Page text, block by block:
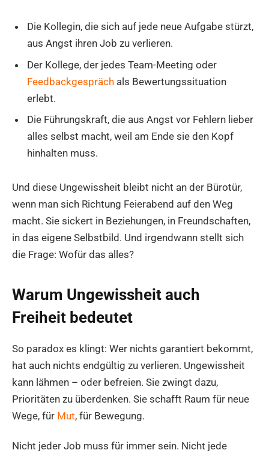
Die Kollegin, die sich auf jede neue Aufgabe stürzt,
aus Angst ihren Job zu verlieren.
Der Kollege, der jedes Team-Meeting oder
Feedbackgespräch als Bewertungssituation
erlebt.
Die Führungskraft, die aus Angst vor Fehlern lieber
alles selbst macht, weil am Ende sie den Kopf
hinhalten muss.
Und diese Ungewissheit bleibt nicht an der Bürotür,
wenn man sich Richtung Feierabend auf den Weg
macht. Sie sickert in Beziehungen, in Freundschaften,
in das eigene Selbstbild. Und irgendwann stellt sich
die Frage: Wofür das alles?
Warum Ungewissheit auch
Freiheit bedeutet
So paradox es klingt: Wer nichts garantiert bekommt,
hat auch nichts endgültig zu verlieren. Ungewissheit
kann lähmen – oder befreien. Sie zwingt dazu,
Prioritäten zu überdenken. Sie schafft Raum für neue
Wege, für Mut, für Bewegung.
Nicht jeder Job muss für immer sein. Nicht jede